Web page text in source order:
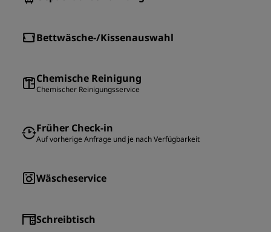
Bettwäsche-/Kissenauswahl
Chemische Reinigung
Chemischer Reinigungsservice
Früher Check-in
Auf vorherige Anfrage und je nach Verfügbarkeit
Wäscheservice
Schreibtisch